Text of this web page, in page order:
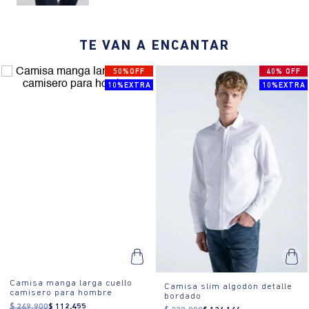
camisero clásico, costuras limpias y discretas
Perfecta para eventos casuales o reuniones
informales, esta camisa se adapta a diferentes ocasiones.
TE VAN A ENCANTAR
50%OFF
10%EXTRA
Camisa manga larga cuello
camisero para hombre
$ 112.455
40% OFF
10%EXTRA
Camisa slim algodón detalle
bordado